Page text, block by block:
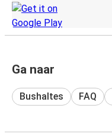
Ga naar
Bushaltes FAQ